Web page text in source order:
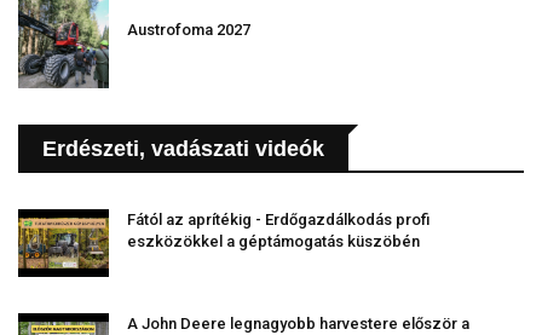
Austrofoma 2027
Erdészeti, vadászati videók
Fától az aprítékig - Erdőgazdálkodás profi
eszközökkel a géptámogatás küszöbén
A John Deere legnagyobb harvestere először a